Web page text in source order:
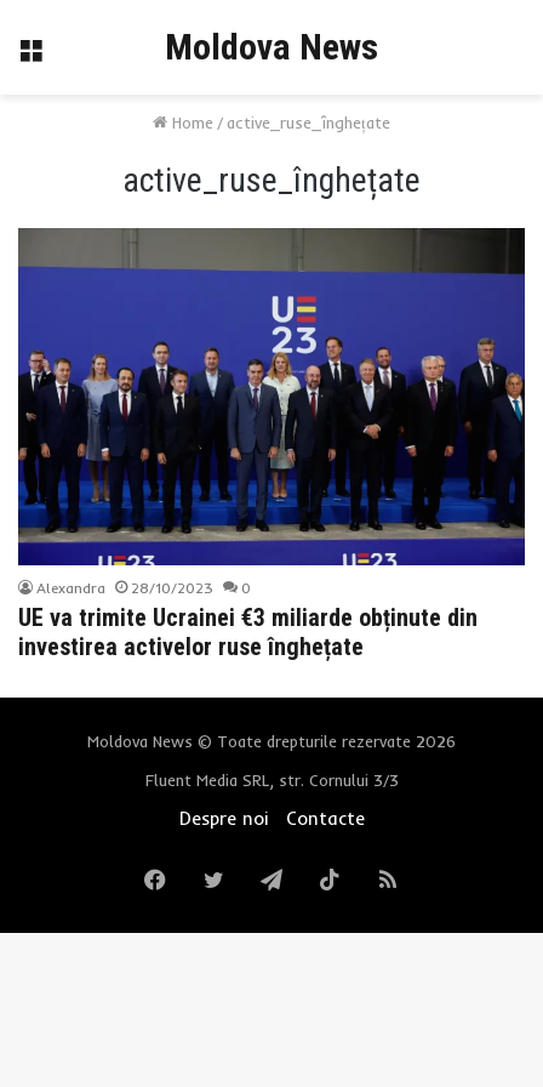
Menu Moldova News
Home /active_ruse_înghețate
active_ruse_înghețate
Alexandra 28/10/2023 0
UE va trimite Ucrainei €3 miliarde obținute din
investirea activelor ruse înghețate
Moldova News © Toate drepturile rezervate 2026
Fluent Media SRL, str. Cornului 3/3
Despre noi Contacte
FacebookTwitterTelegramTikTokRSS